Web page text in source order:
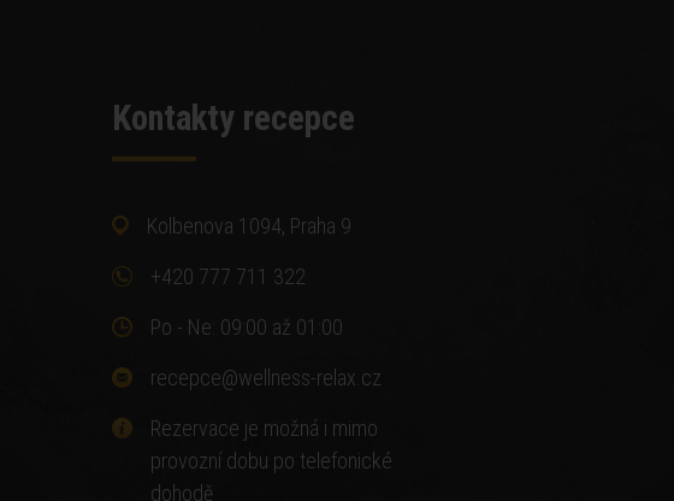
Kontakty recepce
Kolbenova 1094, Praha 9
+420 777 711 322
Po - Ne: 09:00 až 01:00
recepce@wellness-relax.cz
Rezervace je možná i mimo
provozní dobu po telefonické
dohodě